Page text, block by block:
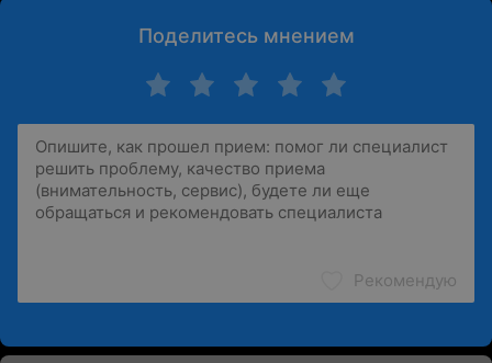
Поделитесь мнением
Рекомендую